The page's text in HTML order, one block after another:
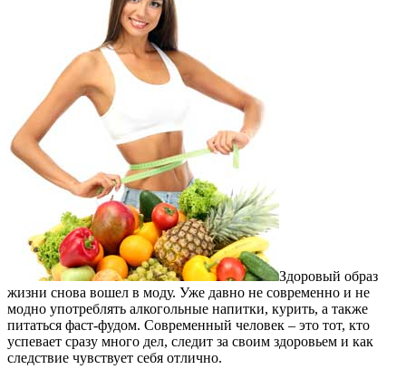
Здоровый образ
жизни снова вошел в моду. Уже давно не современно и не
модно употреблять алкогольные напитки, курить, а также
питаться фаст-фудом. Современный человек – это тот, кто
успевает сразу много дел, следит за своим здоровьем и как
следствие чувствует себя отлично.